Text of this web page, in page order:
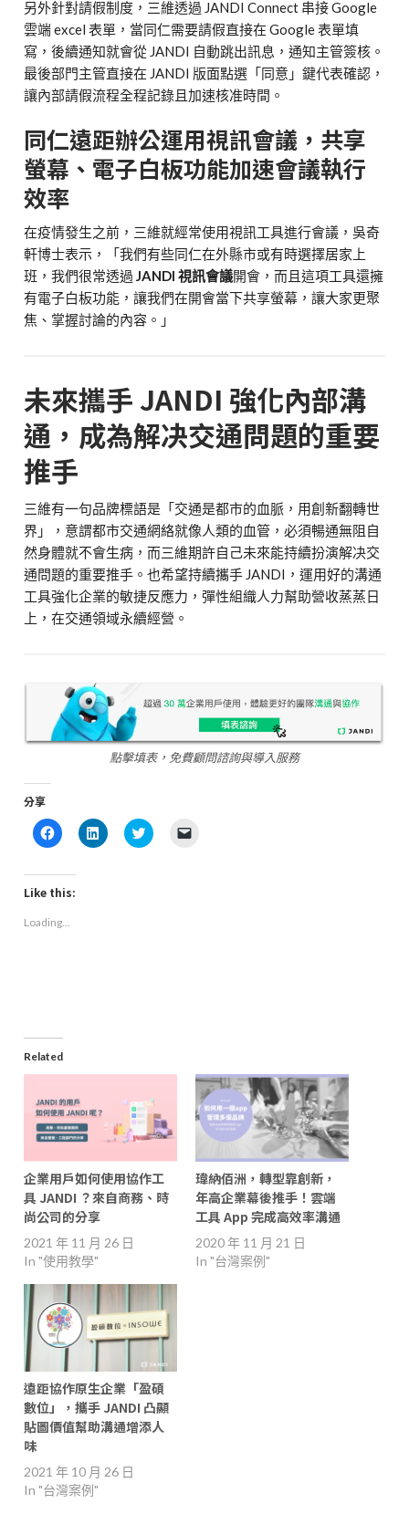
另外針對請假制度，三維透過 JANDI Connect 串接 Google
雲端 excel 表單，當同仁需要請假直接在 Google 表單填
寫，後續通知就會從 JANDI 自動跳出訊息，通知主管簽核。
最後部門主管直接在 JANDI 版面點選「同意」鍵代表確認，
讓內部請假流程全程記錄且加速核准時間。
同仁遠距辦公運用視訊會議，共享
螢幕、電子白板功能加速會議執行
效率
在疫情發生之前，三維就經常使用視訊工具進行會議，吳奇
軒博士表示，「我們有些同仁在外縣市或有時選擇居家上
班，我們很常透過JANDI 視訊會議開會，而且這項工具還擁
有電子白板功能，讓我們在開會當下共享螢幕，讓大家更聚
焦、掌握討論的內容。」
未來攜手 JANDI 強化內部溝
通，成為解决交通問題的重要
推手
三維有一句品牌標語是「交通是都市的血脈，用創新翻轉世
界」，意謂都市交通網絡就像人類的血管，必須暢通無阻自
然身體就不會生病，而三維期許自己未來能持續扮演解决交
通問題的重要推手。也希望持續攜手 JANDI，運用好的溝通
工具強化企業的敏捷反應力，彈性組織人力幫助營收蒸蒸日
上，在交通領域永續經營。
點擊填表，免費顧問諮詢與導入服務
分享
Click
to
Facebook
(Opens
in
window)
Click
to
Click
to
Like this:
Loading...
Related
企業用戶如何使用協作工
具 JANDI ？來自商務、時
尚公司的分享
2021 年 11 月 26 日
In "使用教學"
瑋納佰洲，轉型靠創新，
年高企業幕後推手！雲端
工具 App 完成高效率溝通
2020 年 11 月 21 日
In "台灣案例"
遠距協作原生企業「盈碩
數位」，攜手 JANDI 凸顯
貼圖價值幫助溝通增添人
味
2021 年 10 月 26 日
In "台灣案例"